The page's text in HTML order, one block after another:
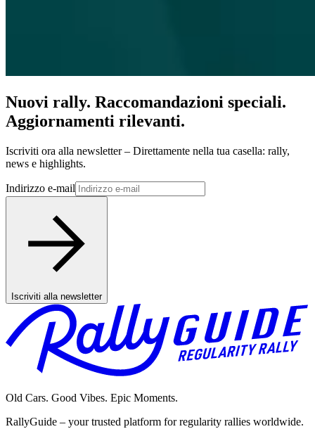
Nuovi rally. Raccomandazioni speciali.
Aggiornamenti rilevanti.
Iscriviti ora alla newsletter – Direttamente nella tua casella: rally,
news e highlights.
Indirizzo e-mail
Iscriviti alla newsletter
Old Cars. Good Vibes. Epic Moments.
RallyGuide – your trusted platform for regularity rallies worldwide.